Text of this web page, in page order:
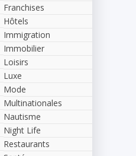
Franchises
Hôtels
Immigration
Immobilier
Loisirs
Luxe
Mode
Multinationales
Nautisme
Night Life
Restaurants